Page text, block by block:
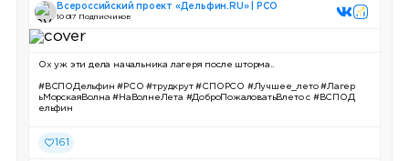
Всероссийский проект «Дельфин.RU» | РСО
10 017 Подписчиков
Ох уж эти дела начальника лагеря после шторма..
#ВСПОДельфин #РСО #трудкрут #СПОРСО #Лучшее_лето #Лагер
ьМорскаяВолна #НаВолнеЛета #ДоброПожаловатьВлето с #ВСПОД
ельфин
161